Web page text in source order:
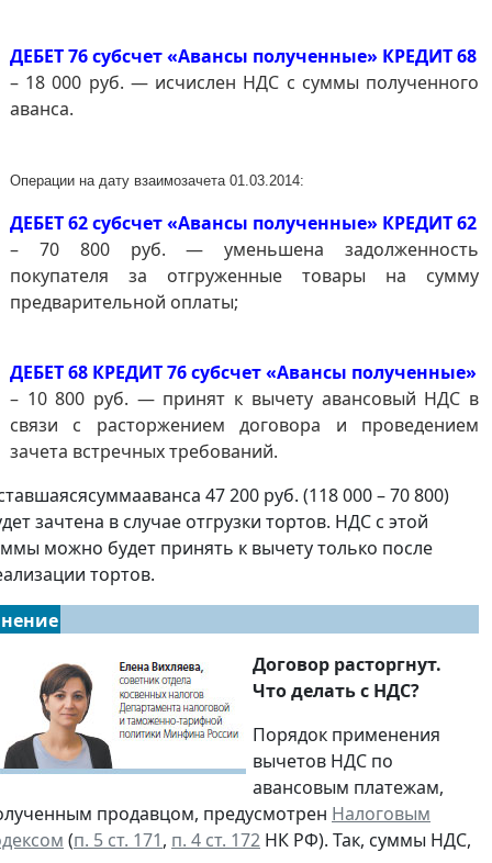
ДЕБЕТ 76 субсчет «Авансы полученные» КРЕДИТ 68
– 18 000 руб. — исчислен НДС с суммы полученного
аванса.
Операции на дату взаимозачета 01.03.2014:
ДЕБЕТ 62 субсчет «Авансы полученные» КРЕДИТ 62
– 70 800 руб. — уменьшена задолженность
покупателя за отгруженные товары на сумму
предварительной оплаты;
ДЕБЕТ 68 КРЕДИТ 76 субсчет «Авансы полученные»
– 10 800 руб. — принят к вычету авансовый НДС в
связи с расторжением договора и проведением
зачета встречных требований.
47 200 руб. (118 000 – 70 800)
зачтена в случае отгрузки тортов. НДС с этой
можно будет принять к вычету только после
тортов.
Договор расторгнут.
Что делать с НДС?
Порядок применения
вычетов НДС по
авансовым платежам,
продавцом, предусмотрен Налоговым
(п. 5 ст. 171, п. 4 ст. 172 НК РФ). Так, суммы НДС,